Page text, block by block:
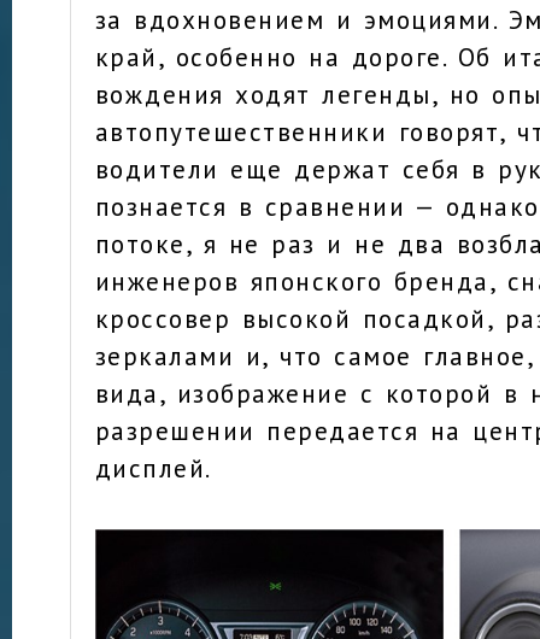
за вдохновением и эмоциями.
край, особенно на дороге. Об
вождения ходят легенды, но
автопутешественники говорят,
водители еще держат себя в
познается в сравнении —
потоке, я не раз и не два
инженеров японского бренда,
кроссовер высокой посадкой,
зеркалами и, что самое
вида, изображение с которой в
разрешении передается на
дисплей.